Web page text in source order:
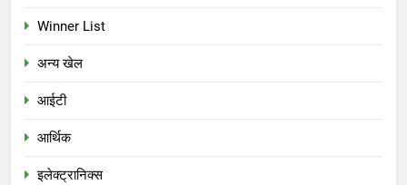
Winner List
अन्य खेल
आईटी
आर्थिक
इलेक्ट्रानिक्स